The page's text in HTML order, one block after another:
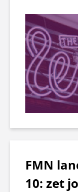
FMN
10: zet